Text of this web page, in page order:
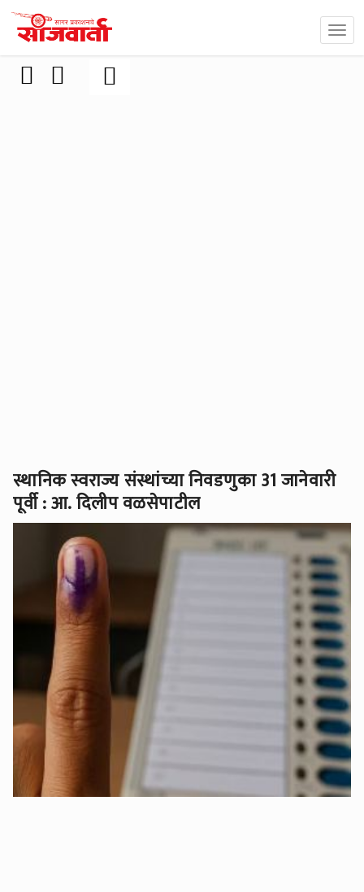
स्थानिक स्वराज्य संस्थांच्या निवडणुका 31 जानेवारी
पूर्वी : आ. दिलीप वळसेपाटील